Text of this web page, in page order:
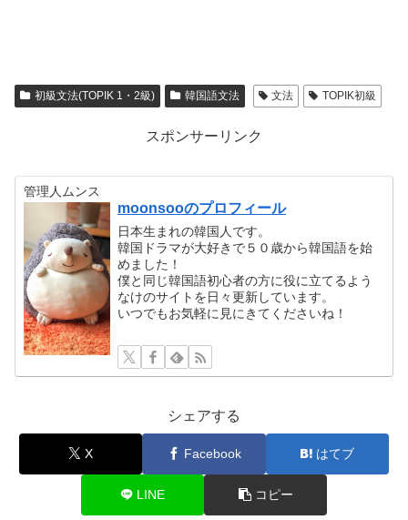
初級文法(TOPIK 1・2級) 韓国語文法 文法 TOPIK初級
スポンサーリンク
管理人ムンス
moonsooのプロフィール
日本生まれの韓国人です。
韓国ドラマが大好きで５０歳から韓国語を始
めました！
僕と同じ韓国語初心者の方に役に立てるよう
なけのサイトを日々更新しています。
いつでもお気軽に見にきてくださいね！
シェアする
X Facebook はてブ
LINE コピー